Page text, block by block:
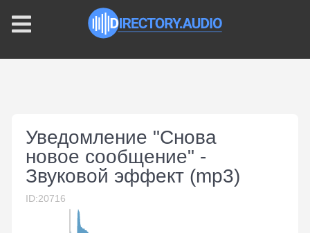
Уведомление "Снова
новое сообщение" -
Звуковой эффект (mp3)
ID:20716